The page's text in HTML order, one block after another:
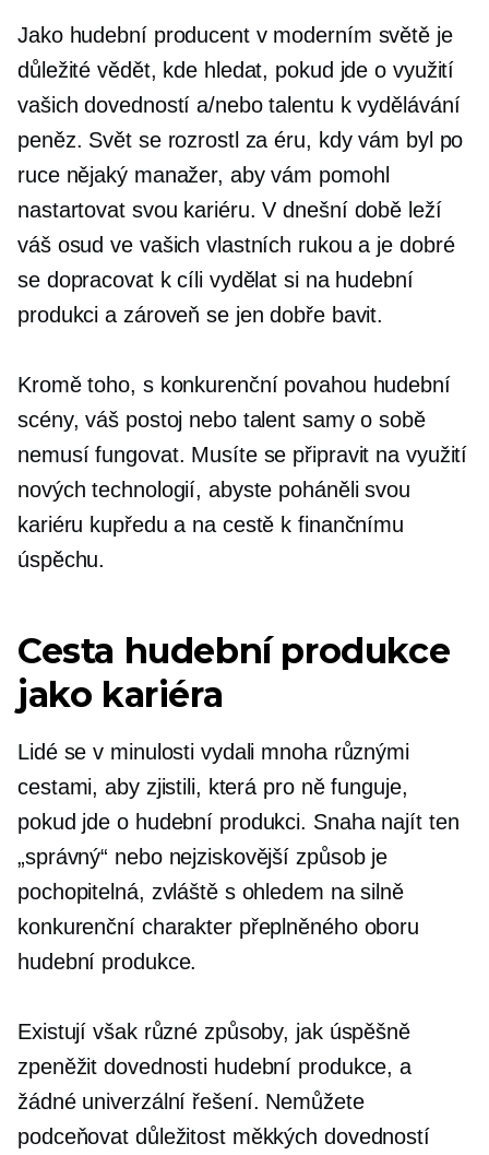
Jako hudební producent v moderním světě je
důležité vědět, kde hledat, pokud jde o využití
vašich dovedností a/nebo talentu k vydělávání
peněz. Svět se rozrostl za éru, kdy vám byl po
ruce nějaký manažer, aby vám pomohl
nastartovatsvou kariéru. V dnešní době leží
váš osud ve vašich vlastních rukou a je dobré
se dopracovat k cíli vydělat si na hudební
produkci a zároveň se jen dobře bavit.
Kromě toho, s konkurenční povahou hudební
scény, váš postoj nebo talent samy o sobě
nemusí fungovat. Musíte se připravit na využití
nových technologií, abyste poháněli svou
kariéru kupředu a na cestě k finančnímu
úspěchu.
Cesta hudební produkce
jako kariéra
Lidé se v minulosti vydali mnoha různými
cestami, aby zjistili, která pro ně funguje,
pokud jde o hudební produkci. Snaha najít ten
„správný“ nebo nejziskovější způsob je
pochopitelná, zvláště s ohledem na silně
konkurenční charakter přeplněného oboru
hudební produkce.
Existují však různé způsoby, jak úspěšně
zpeněžit dovednosti hudební produkce, a
žádné univerzální řešení. Nemůžete
podceňovat důležitost měkkých dovedností